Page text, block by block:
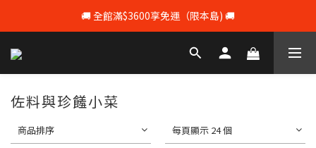
💰 註冊會員即享100元購物 💰
🚚 全館滿$3600享免運（限本島) 🚚
💰 註冊會員即享100元購物 💰
佐料與珍饈小菜
商品排序 每頁顯示 24 個